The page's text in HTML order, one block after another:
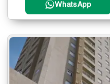
WhatsApp